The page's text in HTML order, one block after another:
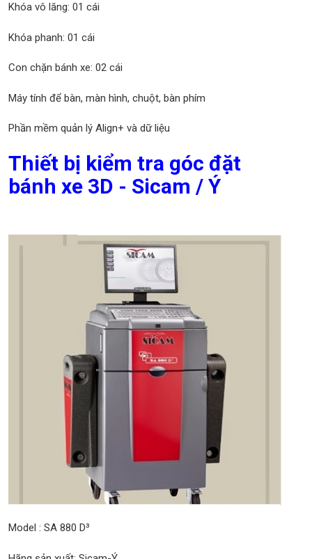
Khóa vô lăng: 01 cái
Khóa phanh: 01 cái
Con chặn bánh xe: 02 cái
Máy tính để bàn, màn hình, chuột, bàn phím
Phần mềm quản lý Align+ và dữ liệu
Thiết bị kiểm tra góc đặt
bánh xe 3D - Sicam / Ý
Model : SA 880 D³